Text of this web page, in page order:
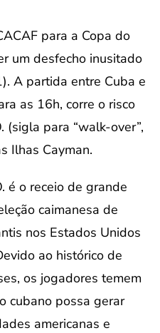
para a Copa do
um desfecho inusitado
A partida entre Cuba e
as 16h, corre o risco
(sigla para “walk-over”,
Ilhas Cayman.
é o receio de grande
caimanesa de
nos Estados Unidos
ao histórico de
os jogadores temem
cubano possa gerar
americanas e